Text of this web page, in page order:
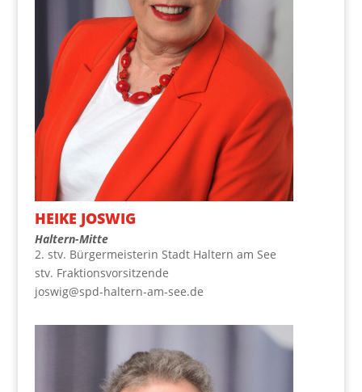
HEI­KE JOSWIG
Hal­tern-Mit­te
2. stv. Bür­ger­meis­te­rin Stadt Hal­tern am See
stv. Fraktionsvorsitzende
joswig@spd-haltern-am-see.de